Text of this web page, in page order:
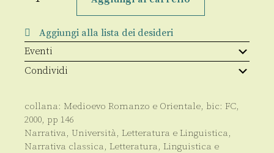
Aggiungi alla lista dei desideri
Eventi
Condividi
collana: Medioevo Romanzo e Orientale, bic: FC,
2000, pp 146
Narrativa, Università, Letteratura e Linguistica,
Narrativa classica, Letteratura, Linguistica e